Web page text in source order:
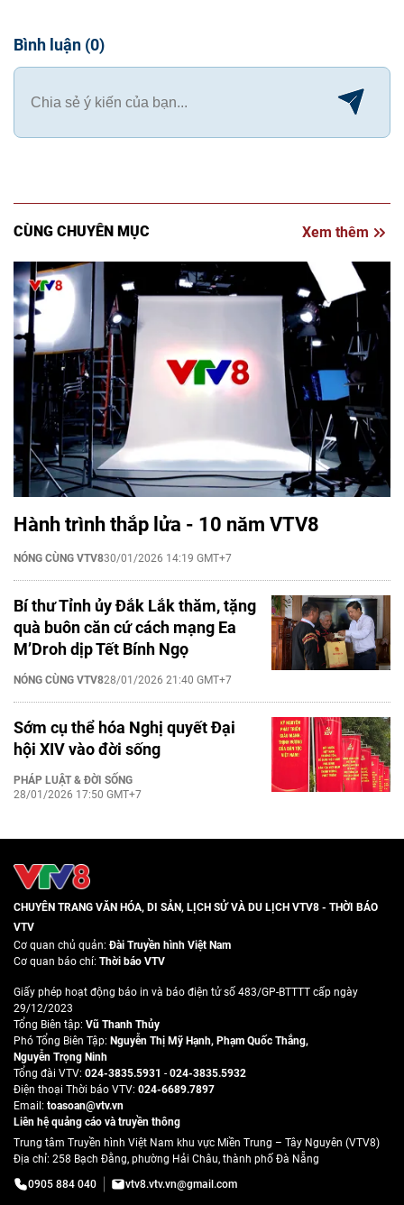
Bình luận (0)
CÙNG CHUYÊN MỤC Xem thêm
Hành trình thắp lửa - 10 năm VTV8
NÓNG CÙNG VTV830/01/2026 14:19 GMT+7
Bí thư Tỉnh ủy Đắk Lắk thăm, tặng
quà buôn căn cứ cách mạng Ea
M’Droh dịp Tết Bính Ngọ
NÓNG CÙNG VTV828/01/2026 21:40 GMT+7
Sớm cụ thể hóa Nghị quyết Đại
hội XIV vào đời sống
PHÁP LUẬT & ĐỜI SỐNG
28/01/2026 17:50 GMT+7
CHUYÊN TRANG VĂN HÓA, DI SẢN, LỊCH SỬ VÀ DU LỊCH VTV8 - THỜI BÁO
VTV
Cơ quan chủ quản:Đài Truyền hình Việt Nam
Cơ quan báo chí: Thời báo VTV
Giấy phép hoạt động báo in và báo điện tử số 483/GP-BTTTT cấp ngày
29/12/2023
Tổng Biên tập: Vũ Thanh Thủy
Phó Tổng Biên Tập: Nguyễn Thị Mỹ Hạnh, Phạm Quốc Thắng,
Nguyễn Trọng Ninh
Tổng đài VTV: 024-3835.5931 - 024-3835.5932
Ðiện thoại Thời báo VTV: 024-6689.7897
Email: toasoan@vtv.vn
Liên hệ quảng cáo và truyền thông
Trung tâm Truyền hình Việt Nam khu vực Miền Trung – Tây Nguyên (VTV8)
Địa chỉ: 258 Bạch Đằng, phường Hải Châu, thành phố Đà Nẵng
0905 884 040
vtv8.vtv.vn@gmail.com